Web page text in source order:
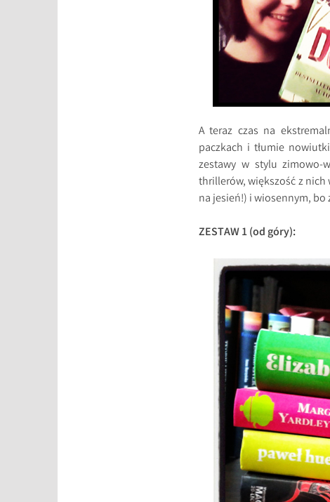
A teraz czas na
paczkach i tłumie
zestawy w stylu zimowo-
thrillerów, większość z nich
na jesień!) i wiosennym,
ZESTAW 1 (od góry):